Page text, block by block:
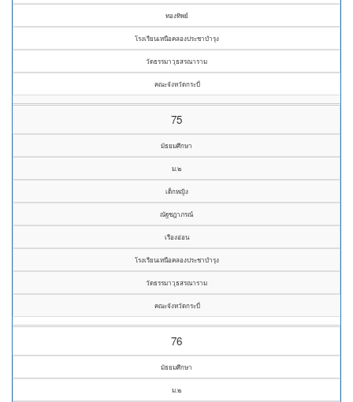
ทองทิพย์
โรงเรียนเหนือคลองประชาบำรุง
วัดธรรมาวุธสรณาราม
คณะจังหวัดกระบี่
75
มัธยมศึกษา
ม.๒
เด็กหญิง
ณัฐชฎาภรณ์
เรืองอ่อน
โรงเรียนเหนือคลองประชาบำรุง
วัดธรรมาวุธสรณาราม
คณะจังหวัดกระบี่
76
มัธยมศึกษา
ม.๒